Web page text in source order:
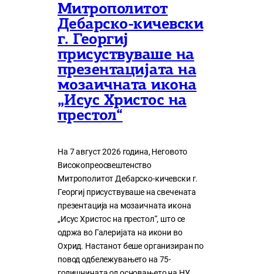
Митрополитот
Дебарско-кичевски
г. Георгиј
присуствуваше на
презентацијата на
мозаичната икона
„Исус Христос на
престол“
На 7 август 2026 година, Неговото
Високопреосвештенство
Митрополитот Дебарско-кичевски г.
Георгиј присуствуваше на свечената
презентација на мозаичната икона
„Исус Христос на престол“, што се
одржа во Галеријата на икони во
Охрид. Настанот беше организиран по
повод одбележувањето на 75-